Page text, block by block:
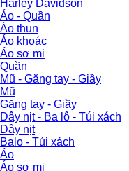
Harley Davidson
Áo - Quần
Áo thun
Áo khoác
Áo sơ mi
Quần
Mũ - Găng tay - Giầy
Mũ
Găng tay - Giầy
Dây nịt - Ba lô - Túi xách
Dây nịt
Balo - Túi xách
Áo
Áo sơ mi